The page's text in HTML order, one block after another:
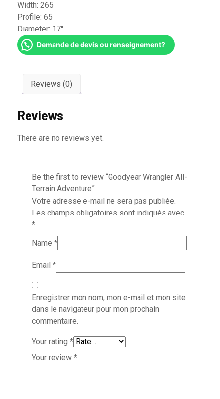
Width: 265
Profile: 65
Diameter: 17''
Demande de devis ou renseignement?
Reviews (0)
Reviews
There are no reviews yet.
Be the first to review “Goodyear Wrangler All-
Terrain Adventure”
Votre adresse e-mail ne sera pas publiée.
Les champs obligatoires sont indiqués avec
*
Name *
Email *
Enregistrer mon nom, mon e-mail et mon site
dans le navigateur pour mon prochain
commentaire.
Your rating *
Your review *